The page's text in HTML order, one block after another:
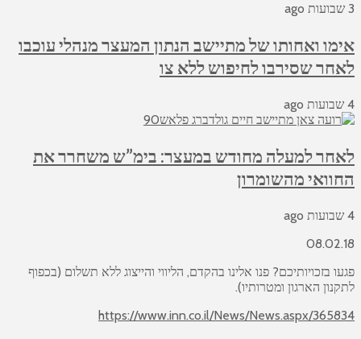
3 שבועות ago
אימו ואחותו של מתיישב הנתון המעצר מנהלי עוכבו
לאחר שסירבו לחיפוש ללא צו
4 שבועות ago
לאחר למעלה מחודש במעצר: בימ”ש משחרר את
החוואי מהשומרון
4 שבועות ago
08.02.18
פגעו בזכויותיכם? פנו אלינו בהקדם, הליווי והייצוג ללא תשלום (בכפוף
לתקנון הארגון ומטרותיו).
https://www.inn.co.il/News/News.aspx/365834